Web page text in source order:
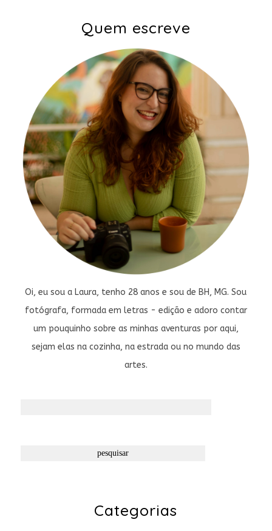
Quem escreve
Oi, eu sou a Laura, tenho 28 anos e sou de BH, MG. Sou
fotógrafa, formada em letras - edição e adoro contar
um pouquinho sobre as minhas aventuras por aqui,
sejam elas na cozinha, na estrada ou no mundo das
artes.
Categorias